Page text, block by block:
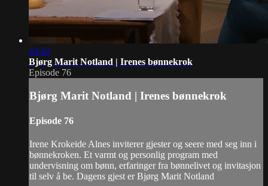
43:42
Bjørg Marit Notland | Irenes bønnekrok
Episode 76
Bjørg Marit Notland | Irenes bønnekrok
Episode 76
Irene Krokeide Alnes inviterer gjester og seere med seg inn i
bønnekroken. Et varmt og personlig program med
undervisning om bønn, erfaringer fra bønnelivet og invitasjon
til selv å be. Dagens gjest er Bjørg Marit Notland